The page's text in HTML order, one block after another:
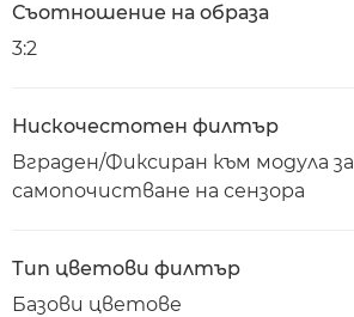
Съотношение на образа
3:2
Нискочестотен филтър
Вграден/Фиксиран към модула за
самопочистване на сензора
Тип цветови филтър
Базови цветове